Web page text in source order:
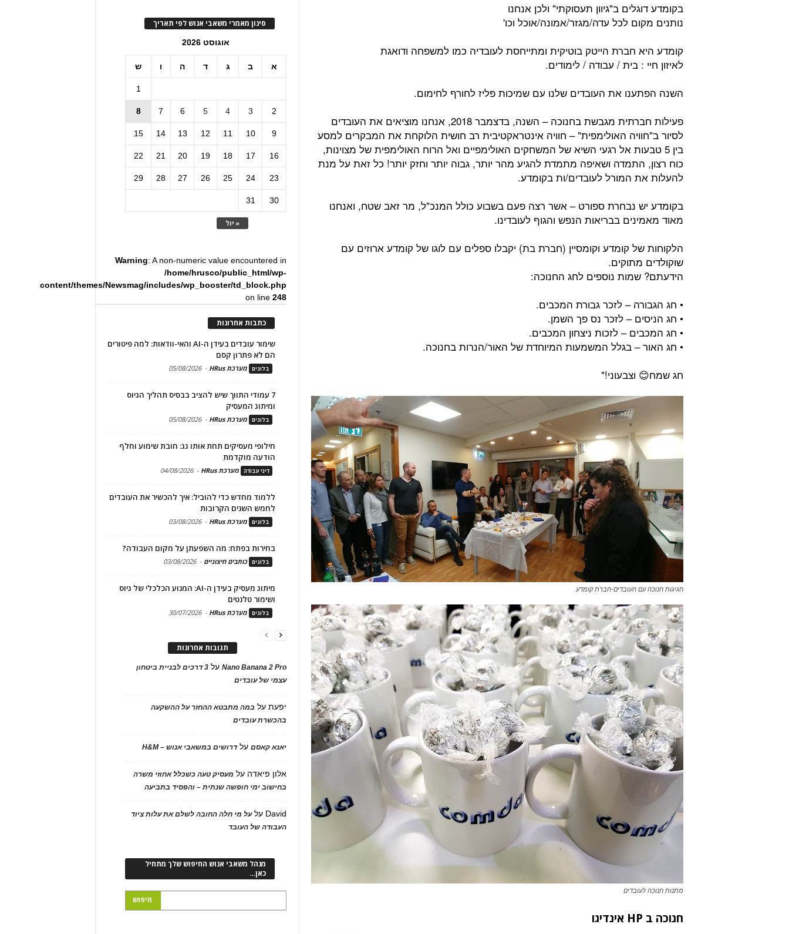
בקומדע דוגלים ב"גיוון תעסוקתי" ולכן אנחנו
נותנים מקום לכל עדה/מגזר/אמונה/אוכל וכו'
קומדע היא חברת הייטק בוטיקית ומתייחסת לעובדיה כמו למשפחה ודואגת
לאיזון חיי : בית / עבודה / לימודים.
השנה הפתענו את העובדים שלנו עם שמיכות פליז לחורף לחימום.
פעילות חברתית מגבשת בחנוכה – השנה, בדצמבר 2018, אנחנו מוציאים את העובדים
לסיור ב"חוויה האולימפית" – חוויה אינטראקטיבית רב חושית הלוקחת את המבקרים למסע
בין 5 טבעות אל רגעי השיא של המשחקים האולימפיים ואל הרוח האולימפית של מצוינות,
כוח רצון, התמדה ושאיפה מתמדת להגיע מהר יותר, גבוה יותר וחזק יותר! כל זאת על מנת
להעלות את המורל לעובדים/ות בקומדע.
בקומדע יש נבחרת ספורט – אשר רצה פעם בשבוע כולל המנכ"ל, מר זאב שטח, ואנחנו
מאוד מאמינים בבריאות הנפש והגוף לעובדינו.
הלקוחות של קומדע וקומסיין (חברת בת) יקבלו ספלים עם לוגו של קומדע ארוזים עם
שוקולדים מתוקים.
הידעתם? שמות נוספים לחג החנוכה:
• חג הגבורה – לזכר גבורת המכבים.
• חג הניסים – לזכר נס פך השמן.
• חג המכבים – לזכות ניצחון המכבים.
• חג האור – בגלל המשמעות המיוחדת של האור/הנרות בחנוכה.
חג שמח😊 וצבעוני!"
חגיגות חנוכה עם העובדים-חברת קומדע
מתנות חנוכה לעובדים
חנוכה ב HP אינדיגו
סינון מאמרי משאבי אנוש לפי תאריך
אוגוסט 2026
א ב ג ד ה ו ש
« יול
1
2
3
4
5
6
7
8
9
10
11
12
13
14
15
16
17
18
19
20
21
22
23
24
25
26
27
28
29
30
31
Warning: A non-numeric value encountered in
/home/hrusco/public_html/wp-
content/themes/Newsmag/includes/wp_booster/td_block.php
on line248
כתבות אחרונות
שימור עובדים בעידן ה-AI והאי-וודאות: למה פיטורים
הם לא פתרון קסם
בלוגים מערכת HRus -
05/08/2026
7 עמודי התווך שיש להציב בבסיס תהליך הגיוס
ומיתוג המעסיק
בלוגים מערכת HRus -
05/08/2026
חילופי מעסיקים תחת אותו גג: חובת שימוע וחלף
הודעה מוקדמת
דיני עבודה מערכת HRus -
04/08/2026
ללמוד מחדש כדי להוביל: איך להכשיר את העובדים
לחמש השנים הקרובות
בלוגים מערכת HRus -
03/08/2026
בחירות בפתח: מה השפעתן על מקום העבודה?
בלוגים כותבים חיצוניים -
03/08/2026
מיתוג מעסיק בעידן ה-AI: המנוע הכלכלי של גיוס
ושימור טלנטים
בלוגים מערכת HRus -
30/07/2026
תגובות אחרונות
Nano Banana 2 Proעל
3 דרכים לבניית ביטחון
עצמי של עובדים
יפעתעל במה מתבטא ההחזר על ההשקעה
בהכשרת עובדים
יאנא קאסםעלדרושים במשאבי אנוש – H&M
אלון פיאדה על מעסיק טעה כשכלל אחוזי משרה
בחישוב ימי חופשה שנתית – והפסיד בתביעה
David עלעל מי חלה החובה לשלם את עלות ציוד
העבודה של העובד
מנהל משאבי אנוש החיפוש שלך מתחיל
כאן…